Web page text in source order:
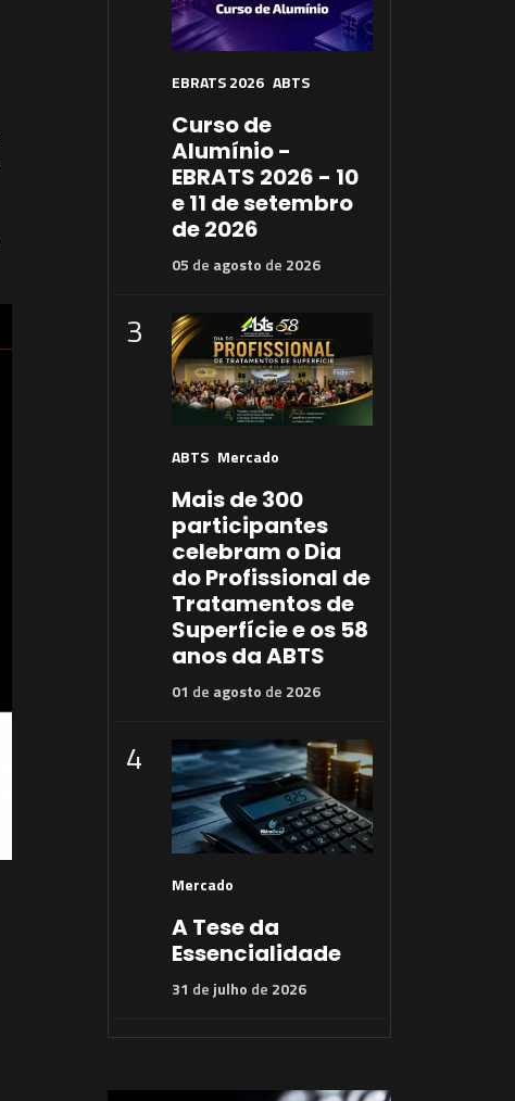
EBRATS 2026 ABTS
Curso de
Alumínio -
EBRATS 2026 - 10
e 11 de setembro
de 2026
05 de agosto de 2026
3
ABTS Mercado
Mais de 300
participantes
celebram o Dia
do Profissional de
Tratamentos de
Superfície e os 58
anos da ABTS
01 de agosto de 2026
4
Mercado
A Tese da
Essencialidade
31 de julho de 2026